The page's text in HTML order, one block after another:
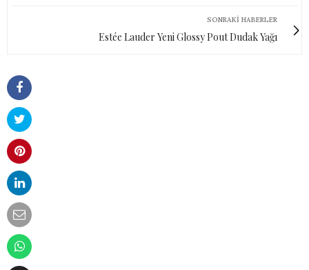
SONRAKI HABERLER
Estée Lauder Yeni Glossy Pout Dudak Yağı